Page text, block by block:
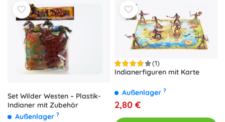
Set Wilder Westen – Plastik-
Indianer mit Zubehör
Außenlager ?
(1)
Indianerfiguren mit Karte
Außenlager ?
2,80 €